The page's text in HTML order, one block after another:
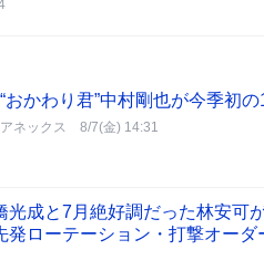
かわり君”中村剛也が今季初の
ネックス 8/7(金) 14:31
光成と7月絶好調だった林安可
発ローテーション・打撃オー